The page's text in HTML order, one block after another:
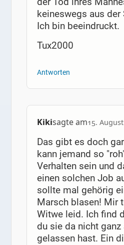
keineswegs aus der
Ich bin beeindruckt.
Tux2000
Antworten
Kikisagte am15.
Das gibt es doch
kann jemand so
Verhalten sein und
einen solchen Job
sollte mal gehörig
Marsch blasen! Mir
Witwe leid. Ich find
du sie da nicht ganz
gelassen hast. Ein